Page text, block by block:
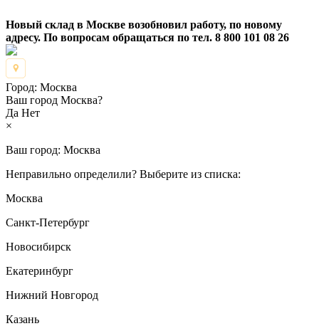
Новый склад в Москве возобновил работу, по новому
адресу. По вопросам обращаться по тел. 8 800 101 08 26
Город: Москва
Ваш город Москва?
Да Нет
×
Ваш город: Москва
Неправильно определили? Выберите из списка:
Москва
Санкт-Петербург
Новосибирск
Екатеринбург
Нижний Новгород
Казань